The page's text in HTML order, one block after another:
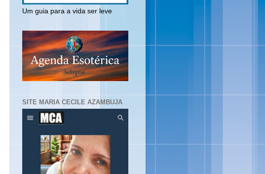
Um guia para a vida ser leve
SITE MARIA CECILE AZAMBUJA